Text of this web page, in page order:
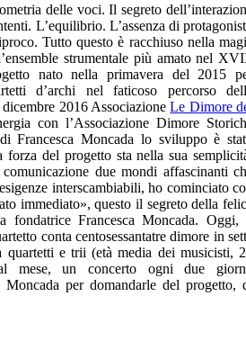
delle voci. Il segreto
L’equilibrio. L’assenza di
Tutto questo è racchiuso nella
strumentale più amato nel
nato nella primavera del 2015
d’archi nel faticoso percorso
2016 AssociazioneLe Dimore
con l’Associazione Dimore
Francesca Moncada lo sviluppo è
forza del progetto sta nella sua
due mondi affascinanti
interscambiabili, ho cominciato
immediato», questo il segreto della
fondatrice Francesca Moncada. Oggi,
conta centosessantatre dimore in
quartetti e trii (età media dei musicisti,
mese, un concerto ogni due
Moncada per domandarle del progetto,